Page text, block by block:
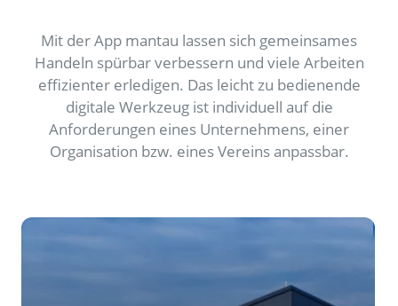
Mit der App mantau lassen sich gemeinsames
Handeln spürbar verbessern und viele Arbeiten
effizienter erledigen. Das leicht zu bedienende
digitale Werkzeug ist individuell auf die
Anforderungen eines Unternehmens, einer
Organisation bzw. eines Vereins anpassbar.